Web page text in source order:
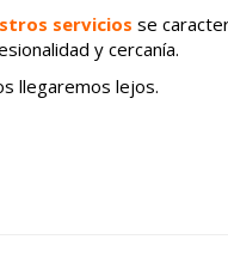
servicios se
y cercanía.
llegaremos lejos.